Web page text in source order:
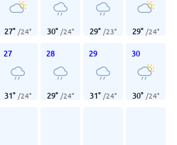
27° /24° 30° /24° 29° /23° 29° /24°
27
31° /24°
28
29° /24°
29
31° /24°
30
30° /24°